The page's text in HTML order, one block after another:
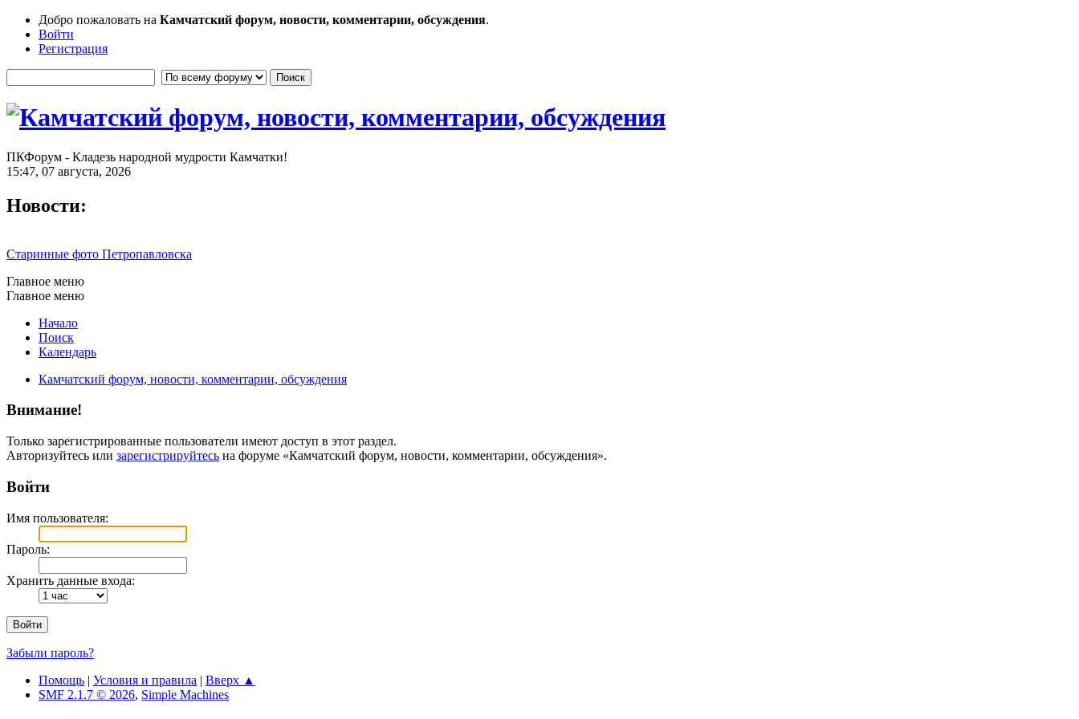
Добро пожаловать на Камчатский форум, новости, комментарии, обсуждения.
Войти
Регистрация
ПКФорум - Кладезь народной мудрости Камчатки!
15:47, 07 августа, 2026
Новости:
Старинные фото Петропавловска
Главное меню
Главное меню
Начало
Поиск
Календарь
Камчатский форум, новости, комментарии, обсуждения
Внимание!
Только зарегистрированные пользователи имеют доступ в этот раздел.
Авторизуйтесь или зарегистрируйтесь на форуме «Камчатский форум, новости, комментарии, обсуждения».
Войти
Имя пользователя:
Пароль:
Хранить данные входа:
Забыли пароль?
Помощь | Условия и правила | Вверх ▲
SMF 2.1.7 © 2026, Simple Machines